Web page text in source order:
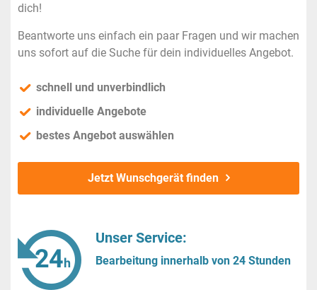
dich!
Beantworte uns einfach ein paar Fragen und wir machen
uns sofort auf die Suche für dein individuelles Angebot.
schnell und unverbindlich
individuelle Angebote
bestes Angebot auswählen
Jetzt Wunschgerät finden
Unser Service:
Bearbeitung innerhalb von 24 Stunden